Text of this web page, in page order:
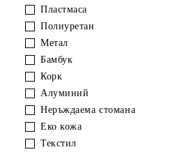
Пластмаса
Полиуретан
Метал
Бамбук
Корк
Алуминий
Неръждаема стомана
Еко кожа
Текстил